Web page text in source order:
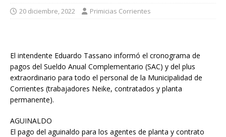
20 diciembre, 2022 Primicias Corrientes
El intendente Eduardo Tassano informó el cronograma de
pagos del Sueldo Anual Complementario (SAC) y del plus
extraordinario para todo el personal de la Municipalidad de
Corrientes (trabajadores Neike, contratados y planta
permanente).
AGUINALDO
El pago del aguinaldo para los agentes de planta y contrato